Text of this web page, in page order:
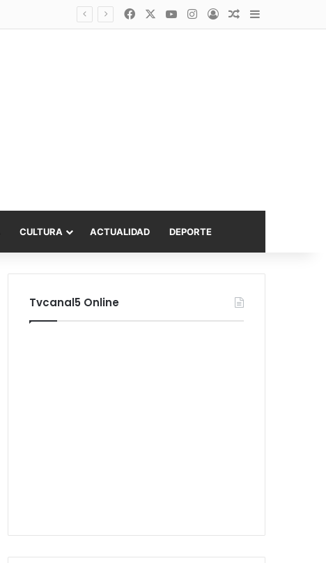
FacebookYouTubeInstagram
AccesoPublicación al
Barra lateral
CULTURA ACTUALIDAD DEPORTE
Tvcanal5 Online